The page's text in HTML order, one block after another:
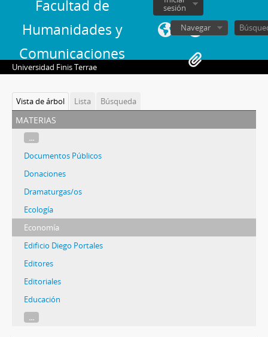
Facultad de
Humanidades y
Comunicaciones
sesión
Navegar
Universidad Finis Terrae
Vista de árbol Lista Búsqueda
materias
...
Documentos Públicos
Donaciones
Dramaturgas/os
Ecología
Economía
Edificio Diego Portales
Editores
Editoriales
Educación
...